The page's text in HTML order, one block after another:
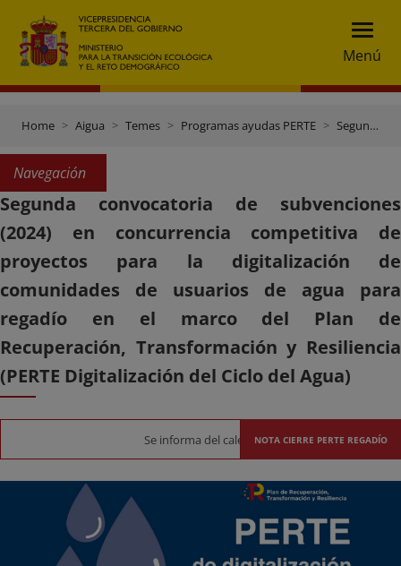
Menú
Home Aigua Temes Programas ayudas PERTE Segunda convocatoria regadío
Navegación
Segunda convocatoria de subvenciones
(2024) en concurrencia competitiva de
proyectos para la digitalización de
comunidades de usuarios de agua para
regadío en el marco del Plan de
Recuperación, Transformación y Resiliencia
(PERTE Digitalización del Ciclo del Agua)
NOTA CIERRE PERTE REGADÍO
Se informa del calendario y procedimiento de cierre del